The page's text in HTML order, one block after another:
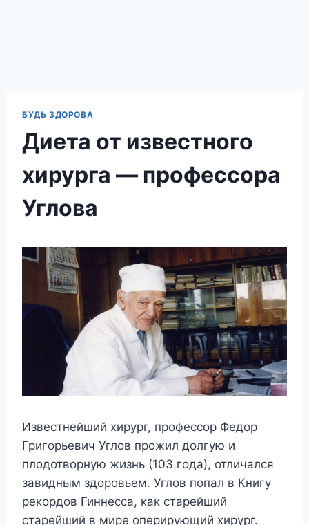
БУДЬ ЗДОРОВА
Диета от известного
хирурга — профессора
Углова
Известнейший хирург, профессор Федор
Григорьевич Углов прожил долгую и
плодотворную жизнь (103 года), отличался
завидным здоровьем. Углов попал в Книгу
рекордов Гиннесса, как старейший
старейший в мире оперирующий хирург.